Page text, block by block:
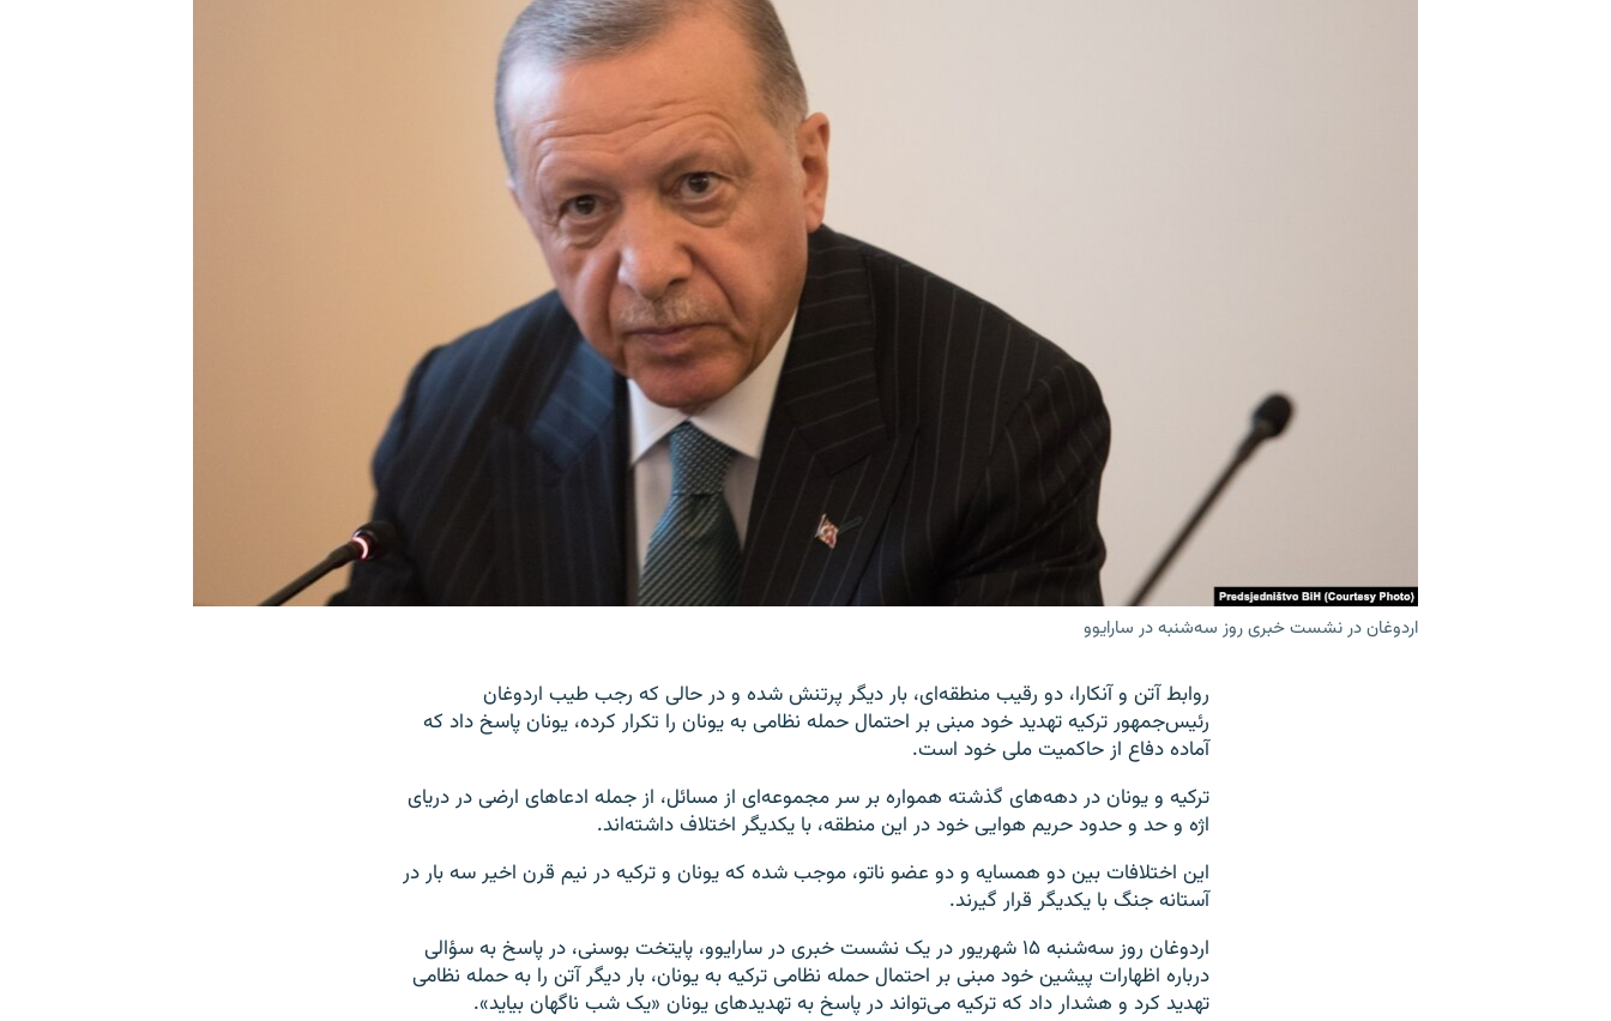
اردوغان در نشست خبری روز سه‌شنبه در سارایوو
روابط آتن و آنکارا، دو رقیب منطقه‌ای، بار دیگر پرتنش شده و در حالی که رجب طیب اردوغان
رئیس‌جمهور ترکیه تهدید خود مبنی بر احتمال حمله نظامی به یونان را تکرار کرده، یونان پاسخ داد که
آماده دفاع از حاکمیت ملی خود است.
ترکیه و یونان در دهه‌های گذشته همواره بر سر مجموعه‌ای از مسائل، از جمله ادعاهای ارضی در دریای
اژه و حد و حدود حریم هوایی خود در این منطقه، با یکدیگر اختلاف داشته‌اند.
این اختلافات بین دو همسایه و دو عضو ناتو، موجب شده که یونان و ترکیه در نیم قرن اخیر سه بار در
آستانه جنگ با یکدیگر قرار گیرند.
اردوغان روز سه‌شنبه ۱۵ شهریور در یک نشست خبری در سارایوو، پایتخت بوسنی، در پاسخ به سؤالی
درباره اظهارات پیشین خود مبنی بر احتمال حمله نظامی ترکیه به یونان، بار دیگر آتن را به حمله نظامی
تهدید کرد و هشدار داد که ترکیه می‌تواند در پاسخ به تهدیدهای یونان «یک شب ناگهان بیاید».